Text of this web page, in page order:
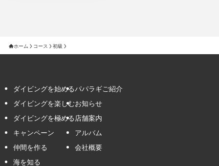
ホーム コース 初級
ダイビングを始める
ダイビングを楽しむ
ダイビングを極める
キャンペーン
仲間を作る
海を知る
パパラギご紹介
お知らせ
店舗案内
アルバム
会社概要